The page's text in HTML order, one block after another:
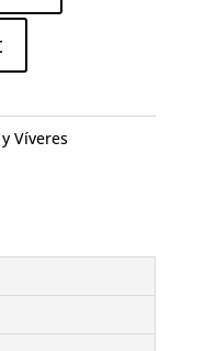
Víveres